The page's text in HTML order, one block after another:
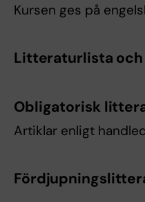
Kursen ges på
Litteraturlista
Obligatorisk
Artiklar enligt